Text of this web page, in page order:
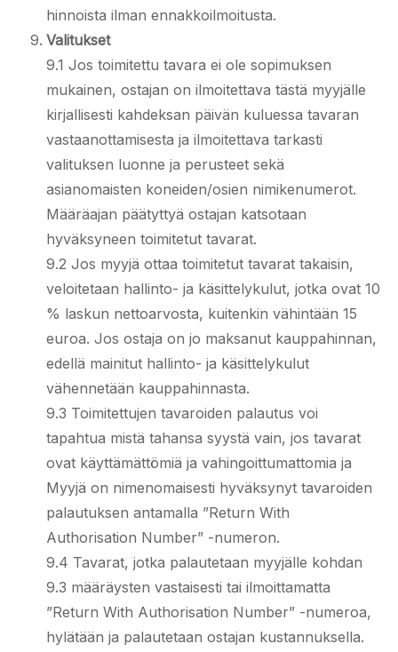
hinnoista ilman ennakkoilmoitusta.
Valitukset
9.1 Jos toimitettu tavara ei ole sopimuksen
mukainen, ostajan on ilmoitettava tästä myyjälle
kirjallisesti kahdeksan päivän kuluessa tavaran
vastaanottamisesta ja ilmoitettava tarkasti
valituksen luonne ja perusteet sekä
asianomaisten koneiden/osien nimikenumerot.
Määräajan päätyttyä ostajan katsotaan
hyväksyneen toimitetut tavarat.
9.2 Jos myyjä ottaa toimitetut tavarat takaisin,
veloitetaan hallinto- ja käsittelykulut, jotka ovat 10
% laskun nettoarvosta, kuitenkin vähintään 15
euroa. Jos ostaja on jo maksanut kauppahinnan,
edellä mainitut hallinto- ja käsittelykulut
vähennetään kauppahinnasta.
9.3 Toimitettujen tavaroiden palautus voi
tapahtua mistä tahansa syystä vain, jos tavarat
ovat käyttämättömiä ja vahingoittumattomia ja
Myyjä on nimenomaisesti hyväksynyt tavaroiden
palautuksen antamalla ”Return With
Authorisation Number” -numeron.
9.4 Tavarat, jotka palautetaan myyjälle kohdan
9.3 määräysten vastaisesti tai ilmoittamatta
”Return With Authorisation Number” -numeroa,
hylätään ja palautetaan ostajan kustannuksella.